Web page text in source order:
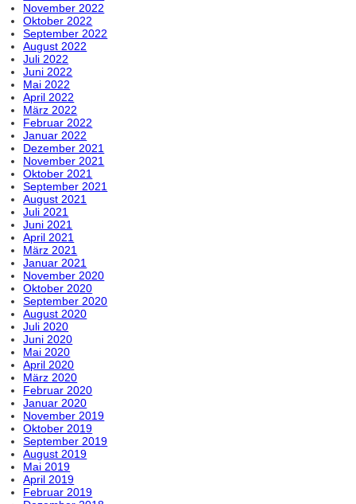
November 2022
Oktober 2022
September 2022
August 2022
Juli 2022
Juni 2022
Mai 2022
April 2022
März 2022
Februar 2022
Januar 2022
Dezember 2021
November 2021
Oktober 2021
September 2021
August 2021
Juli 2021
Juni 2021
April 2021
März 2021
Januar 2021
November 2020
Oktober 2020
September 2020
August 2020
Juli 2020
Juni 2020
Mai 2020
April 2020
März 2020
Februar 2020
Januar 2020
November 2019
Oktober 2019
September 2019
August 2019
Mai 2019
April 2019
Februar 2019